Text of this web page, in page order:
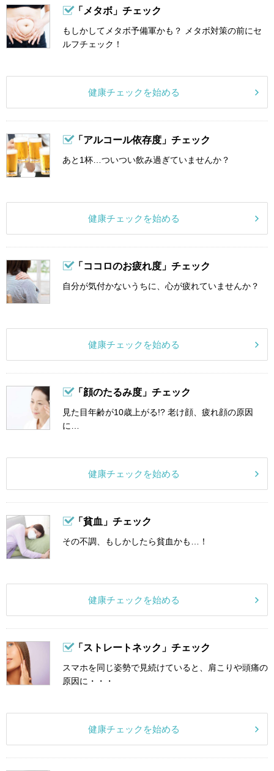
「メタボ」チェック
もしかしてメタボ予備軍かも？ メタボ対策の前にセ
ルフチェック！
健康チェックを始める
「アルコール依存度」チェック
あと1杯…ついつい飲み過ぎていませんか？
健康チェックを始める
「ココロのお疲れ度」チェック
自分が気付かないうちに、心が疲れていませんか？
健康チェックを始める
「顔のたるみ度」チェック
見た目年齢が10歳上がる!? 老け顔、疲れ顔の原因
に…
健康チェックを始める
「貧血」チェック
その不調、もしかしたら貧血かも…！
健康チェックを始める
「ストレートネック」チェック
スマホを同じ姿勢で見続けていると、肩こりや頭痛の
原因に・・・
健康チェックを始める